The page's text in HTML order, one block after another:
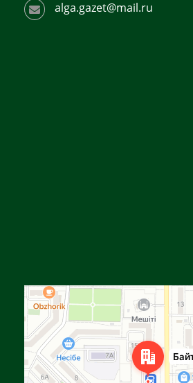
alga.gazet@mail.ru
Яндекс Карталар — көлік, навигация,